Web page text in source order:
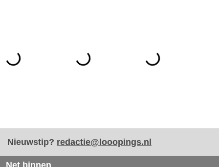
Nieuwstip? redactie@looopings.nl
Net binnen